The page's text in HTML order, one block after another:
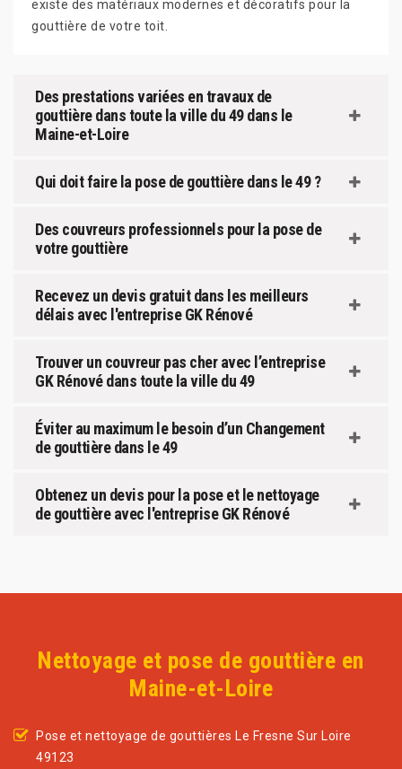
existe des matériaux modernes et décoratifs pour la
gouttière de votre toit.
Des prestations variées en travaux de
gouttière dans toute la ville du 49 dans le
Maine-et-Loire
Qui doit faire la pose de gouttière dans le 49 ?
Des couvreurs professionnels pour la pose de
votre gouttière
Recevez un devis gratuit dans les meilleurs
délais avec l'entreprise GK Rénové
Trouver un couvreur pas cher avec l’entreprise
GK Rénové dans toute la ville du 49
Éviter au maximum le besoin d’un Changement
de gouttière dans le 49
Obtenez un devis pour la pose et le nettoyage
de gouttière avec l'entreprise GK Rénové
Nettoyage et pose de gouttière en
Maine-et-Loire
Pose et nettoyage de gouttières Le Fresne Sur Loire
49123